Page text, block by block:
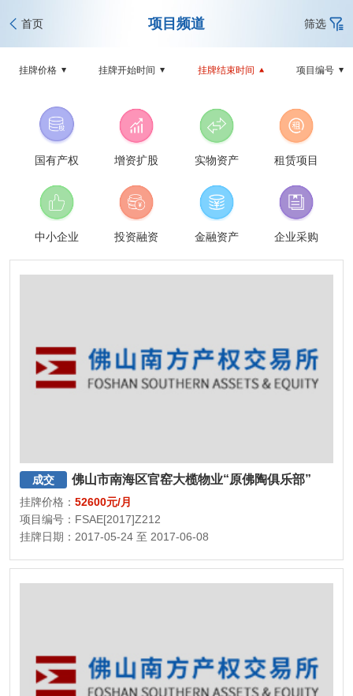
首页 项目频道 筛选
挂牌价格 挂牌开始时间 挂牌结束时间 项目编号
国有产权 增资扩股 实物资产 租赁项目
中小企业 投资融资 金融资产 企业采购
成交 佛山市南海区官窑大榄物业“原佛陶俱乐部”
挂牌价格： 52600元/月
项目编号：FSAE[2017]Z212
挂牌日期：2017-05-24 至 2017-06-08